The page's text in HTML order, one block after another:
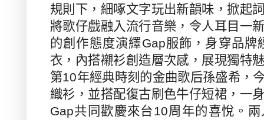
規則下，細啄文字玩出新韻味， 掀起
將歌仔戲融入流行音樂，令人耳目一
的創作態度演繹Gap服飾，身穿品牌
衣，內搭襯衫創造層次感，展現獨特
第10年經典時刻的金曲歌后孫盛希，
織衫，並搭配復古刷色牛仔短裙，一
Gap共同歡慶來台10周年的喜悅。